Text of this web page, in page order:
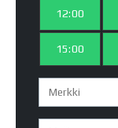
12:00
15:00